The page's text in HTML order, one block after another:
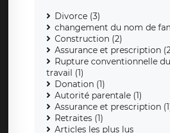
Divorce (3)
changement du nom de
Construction (2)
Assurance et prescription
Rupture conventionnelle
travail (1)
Donation (1)
Autorité parentale (1)
Assurance et prescription
Retraites (1)
Articles les plus lus